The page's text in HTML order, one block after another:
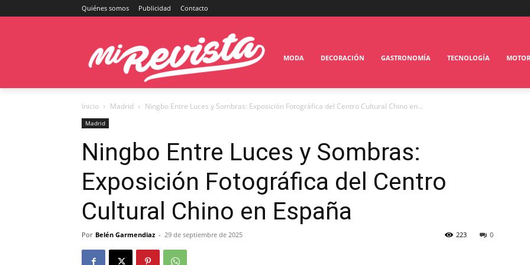
Quiénes somos Publicidad Contacto
MODA DECORACIÓN GASTRONOMÍA TECNOLOGÍA MOTOR
Inicio Madrid Ningbo Entre Luces y Sombras: Exposición Fotográfica del Centro Cultural Chino en...
Madrid
Ningbo Entre Luces y Sombras:
Exposición Fotográfica del Centro
Cultural Chino en España
Por Belén Garmendiaz - 29 de septiembre de 2025 0
223